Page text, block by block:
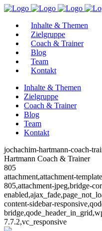
Inhalte & Themen
Zielgruppe
Coach & Trainer
Blog
Team
Kontakt
Inhalte & Themen
Zielgruppe
Coach & Trainer
Blog
Team
Kontakt
jochachim-hartmann-coach-
Hartmann Coach & Trainer
805
attachment,attachment-
805,attachment-jpeg,bridge-
content-sidebar-
7.7.2,vc_responsive